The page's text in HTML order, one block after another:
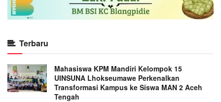
Terbaru
Mahasiswa KPM Mandiri Kelompok 15
UINSUNA Lhokseumawe Perkenalkan
Transformasi Kampus ke Siswa MAN 2 Aceh
Tengah